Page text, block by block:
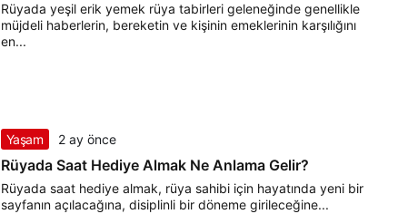
Rüyada yeşil erik yemek rüya tabirleri geleneğinde genellikle
müjdeli haberlerin, bereketin ve kişinin emeklerinin karşılığını
en...
Yaşam 2 ay önce
Rüyada Saat Hediye Almak Ne Anlama Gelir?
Rüyada saat hediye almak, rüya sahibi için hayatında yeni bir
sayfanın açılacağına, disiplinli bir döneme girileceğine...